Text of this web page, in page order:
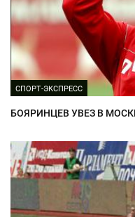
СПОРТ-ЭКСПРЕСС
БОЯРИНЦЕВ УВЕЗ В